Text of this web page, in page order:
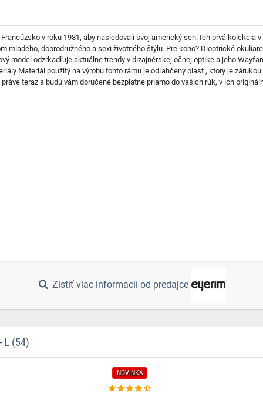
v roku 1981, aby nasledovali svoj americký sen. Ich prvá kolekcia
mladého, dobrodružného a sexi životného štýlu. Pre koho? Dioptrické
model odzrkadľuje aktuálne trendy v dizajnérskej očnej optike a jeho
Materiál použitý na výrobu tohto rámu je odľahčený plast , ktorý je
teraz a budú vám doručené bezplatne priamo do vašich rúk, v ich
Zistiť viac informácií od predajce
L (54)
NOVINKA